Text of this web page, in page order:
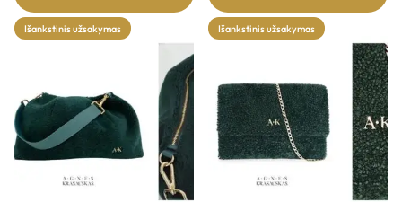
Išankstinis užsakymas Išankstinis užsakymas